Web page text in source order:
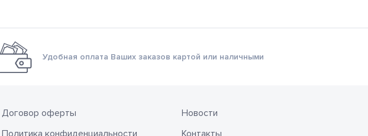
Удобная оплата Ваших заказов картой или наличными
Договор оферты
Новости